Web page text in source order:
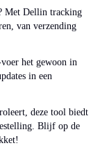
Met Dellin tracking
van verzending
het gewoon in
in een
deze tool biedt
Blijf op de